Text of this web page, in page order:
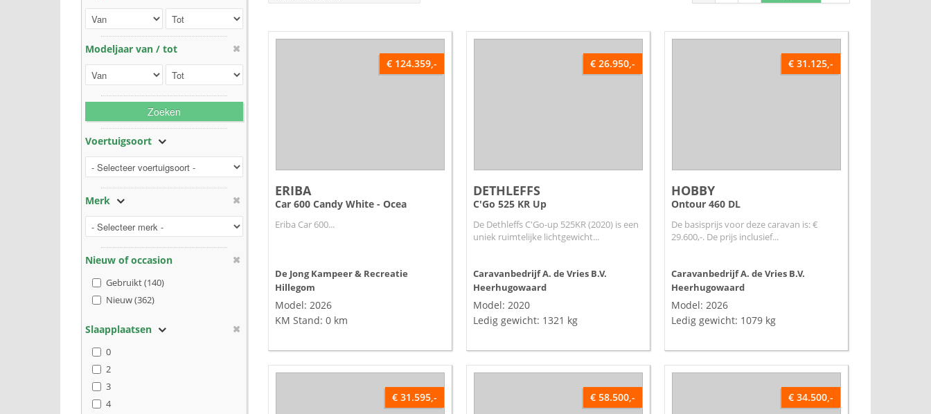
Modeljaar van / tot
Zoeken
Voertuigsoort
Merk
Nieuw of occasion
Gebruikt (140)
Nieuw (362)
Slaapplaatsen
0
2
3
4
€ 124.359,-
ERIBA
Car 600 Candy White - Ocea
Eriba Car 600...
De Jong Kampeer & Recreatie
Hillegom
Model: 2026
KM Stand: 0 km
€ 26.950,-
DETHLEFFS
C'Go 525 KR Up
De Dethleffs C'Go-up 525KR (2020) is een
uniek ruimtelijke lichtgewicht...
Caravanbedrijf A. de Vries B.V.
Heerhugowaard
Model: 2020
Ledig gewicht: 1321 kg
€ 31.125,-
HOBBY
Ontour 460 DL
De basisprijs voor deze caravan is: €
29.600,-. De prijs inclusief...
Caravanbedrijf A. de Vries B.V.
Heerhugowaard
Model: 2026
Ledig gewicht: 1079 kg
€ 31.595,- € 58.500,- € 34.500,-